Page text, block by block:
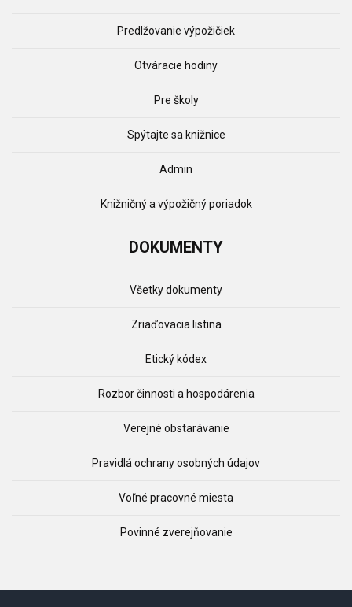
Predlžovanie výpožičiek
Otváracie hodiny
Pre školy
Spýtajte sa knižnice
Admin
Knižničný a výpožičný poriadok
DOKUMENTY
Všetky dokumenty
Zriaďovacia listina
Etický kódex
Rozbor činnosti a hospodárenia
Verejné obstarávanie
Pravidlá ochrany osobných údajov
Voľné pracovné miesta
Povinné zverejňovanie